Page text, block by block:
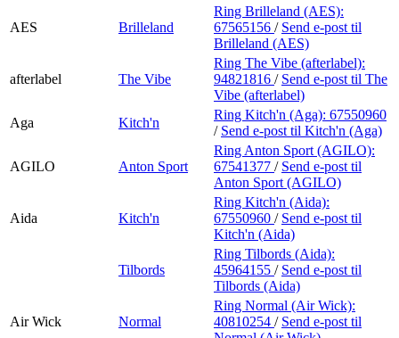
AES Brilleland
Ring Brilleland (AES):
67565156 / Send e-post til
Brilleland (AES)
afterlabel The Vibe
Ring The Vibe (afterlabel):
94821816 / Send e-post til The
Vibe (afterlabel)
Aga
Kitch'n
Ring Kitch'n (Aga): 67550960
/ Send e-post til Kitch'n (Aga)
AGILO Anton Sport
Ring Anton Sport (AGILO):
67541377 / Send e-post til
Anton Sport (AGILO)
Aida Kitch'n
Ring Kitch'n (Aida):
67550960 / Send e-post til
Kitch'n (Aida)
Tilbords
Ring Tilbords (Aida):
45964155 / Send e-post til
Tilbords (Aida)
Air Wick Normal
Ring Normal (Air Wick):
40810254 / Send e-post til